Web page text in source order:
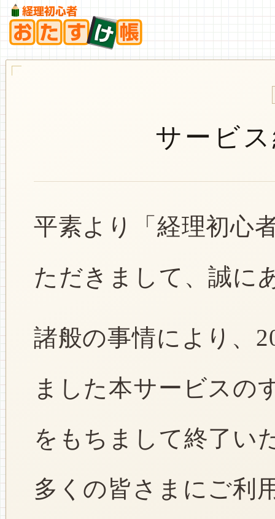
サービ
平素より「経理初心
ただきまして、誠に
諸般の事情により、
ました本サービスの
をもちまして終了い
多くの皆さまにご利